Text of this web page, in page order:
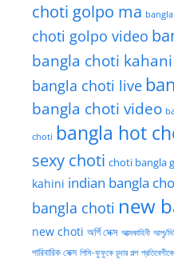
choti golpo ma
choti golpo video
bangla choti kahani
bangla choti live
bangla choti video
choti bangla hot
sexy choti choti bangla
kahini indian bangla
bangla choti new
new choti অর্গি সেক্স আত্মকাহিনী আপু/
পারিবারিক সেক্স পিসি-ফুফুকে চুদার গল্প